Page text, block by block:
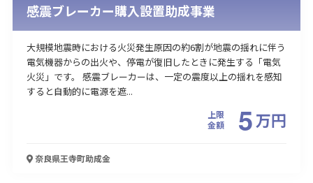
検索
感震ブレーカー購入設置助成事業
大規模地震時における火災発生原因の約6割が地震の揺れに伴う
電気機器からの出火や、停電が復旧したときに発生する「電気
火災」です。 感震ブレーカーは、一定の震度以上の揺れを感知
すると自動的に電源を遮...
上限
金額
5万円
奈良県王寺町助成金